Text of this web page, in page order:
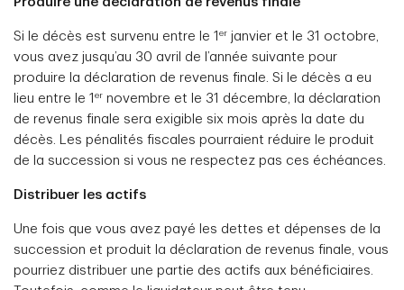
Si le décès est survenu entre le 1 er janvier et le 31 octobre,
vous avez jusqu’au 30 avril de l’année suivante pour
produire la déclaration de revenus finale. Si le décès a eu
lieu entre le 1 er novembre et le 31 décembre, la déclaration
de revenus finale sera exigible six mois après la date du
décès. Les pénalités fiscales pourraient réduire le produit
de la succession si vous ne respectez pas ces échéances.
Distribuer les actifs
Une fois que vous avez payé les dettes et dépenses de la
succession et produit la déclaration de revenus finale, vous
pourriez distribuer une partie des actifs aux bénéficiaires.